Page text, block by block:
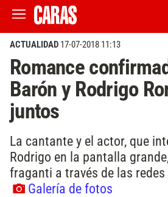
ACTUALIDAD 17-07-2018 11:13
Romance
Barón y Rodrigo
juntos
La cantante y el actor, que
Rodrigo en la pantalla
fraganti a través de las redes
Galería de fotos